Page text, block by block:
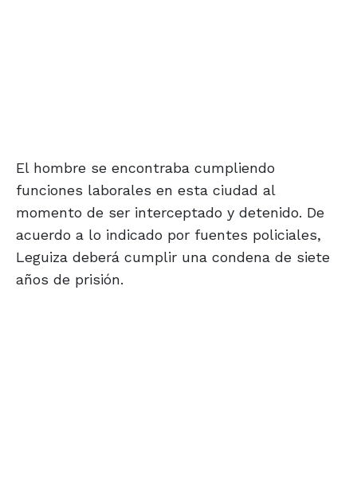
El hombre se encontraba cumpliendo
funciones laborales en esta ciudad al
momento de ser interceptado y detenido. De
acuerdo a lo indicado por fuentes policiales,
Leguiza deberá cumplir una condena de siete
años de prisión.